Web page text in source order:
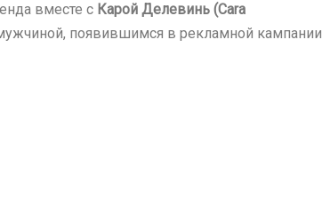
вместе с Карой Делевинь (Cara
появившимся в рекламной кампании